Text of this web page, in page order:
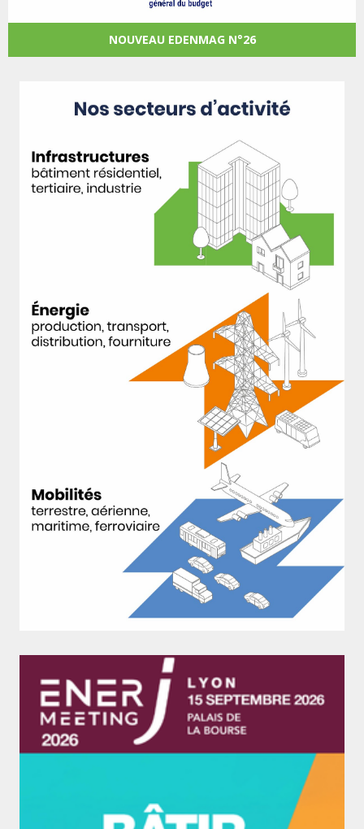
NOUVEAU EDENMAG N°26